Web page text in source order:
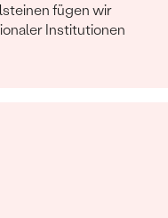
fügen wir
Institutionen